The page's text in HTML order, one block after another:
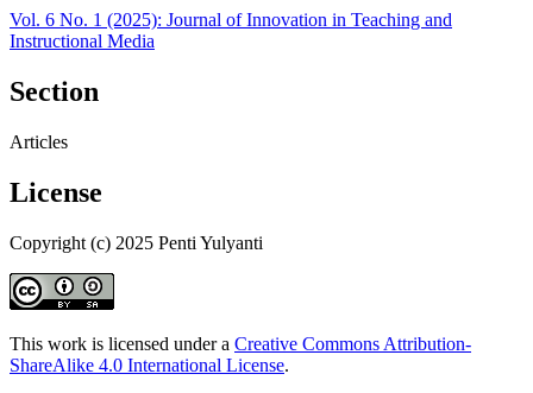
Vol. 6 No. 1 (2025): Journal of Innovation in Teaching and
Instructional Media
Section
Articles
License
Copyright (c) 2025 Penti Yulyanti
This work is licensed under a Creative Commons Attribution-
ShareAlike 4.0 International License.